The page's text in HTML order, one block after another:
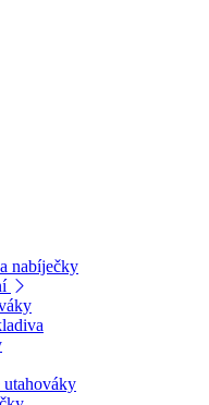
nabíječky
utahováky